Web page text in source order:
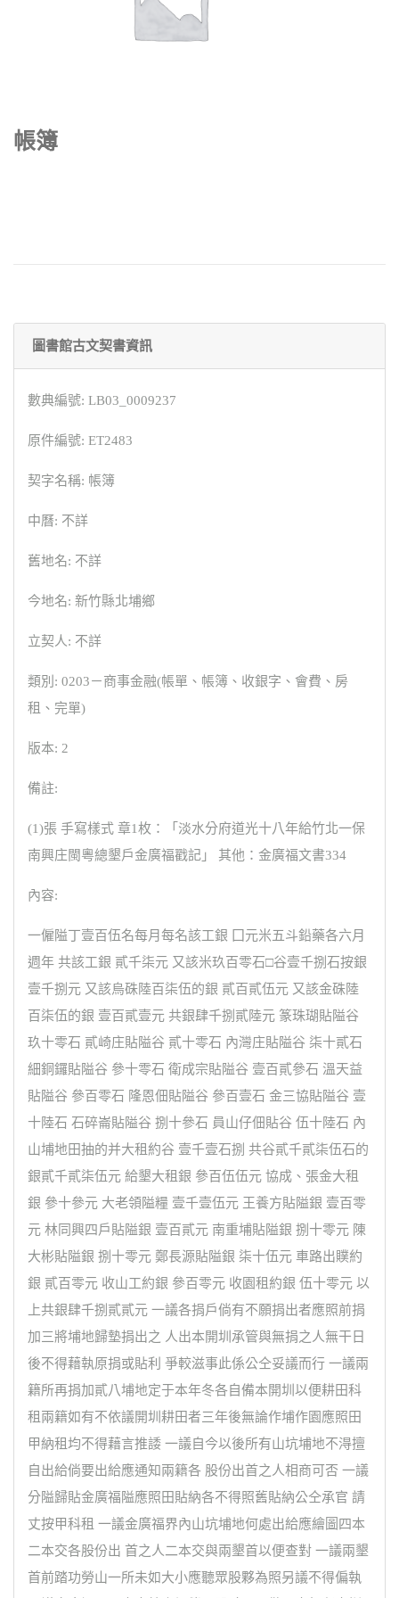
帳簿
圖書館古文契書資訊
數典編號: LB03_0009237
原件編號: ET2483
契字名稱: 帳簿
中曆: 不詳
舊地名: 不詳
今地名: 新竹縣北埔鄉
立契人: 不詳
類別: 0203－商事金融(帳單、帳簿、收銀字、會費、房
租、完單)
版本: 2
備註:
(1)張 手寫樣式 章1枚：「淡水分府道光十八年給竹北一保
南興庄閩粵總墾戶金廣福戳記」 其他：金廣福文書334
內容:
一僱隘丁壹百伍名每月每名該工銀 囗元米五斗鉛藥各六月
週年 共該工銀 貳千柒元 又該米玖百零石□谷壹千捌石按銀
壹千捌元 又該烏硃陸百柒伍的銀 貳百貳伍元 又該金硃陸
百柒伍的銀 壹百貳壹元 共銀肆千捌貳陸元 篆珠瑚貼隘谷
玖十零石 貳崎庄貼隘谷 貳十零石 內灣庄貼隘谷 柒十貳石
細銅鑼貼隘谷 參十零石 衛成宗貼隘谷 壹百貳參石 溫天益
貼隘谷 參百零石 隆恩佃貼隘谷 參百壹石 金三協貼隘谷 壹
十陸石 石碎崙貼隘谷 捌十參石 員山仔佃貼谷 伍十陸石 內
山埔地田抽的并大租約谷 壹千壹石捌 共谷貳千貳柒伍石的
銀貳千貳柒伍元 給墾大租銀 參百伍伍元 協成、張金大租
銀 參十參元 大老領隘糧 壹千壹伍元 王養方貼隘銀 壹百零
元 林同興四戶貼隘銀 壹百貳元 南重埔貼隘銀 捌十零元 陳
大彬貼隘銀 捌十零元 鄭長源貼隘銀 柒十伍元 車路出贌約
銀 貳百零元 收山工約銀 參百零元 收園租約銀 伍十零元 以
上共銀肆千捌貳貳元 一議各捐戶倘有不願捐出者應照前捐
加三將埔地歸墊捐出之 人出本開圳承管與無捐之人無干日
後不得藉執原捐或貼利 爭較滋事此係公仝妥議而行 一議兩
籍所再捐加貳八埔地定于本年冬各自備本開圳以便耕田科
租兩籍如有不依議開圳耕田者三年後無論作埔作園應照田
甲納租均不得藉言推諉 一議自今以後所有山坑埔地不淂擅
自出給倘要出給應通知兩籍各 股份出首之人相商可否 一議
分隘歸貼金廣福隘應照田貼納各不得照舊貼納公仝承官 請
丈按甲科租 一議金廣福界內山坑埔地何處出給應繪圖四本
二本交各股份出 首之人二本交與兩墾首以便查對 一議兩墾
首前踏功勞山一所未如大小應聽眾股夥為照另議不得偏執